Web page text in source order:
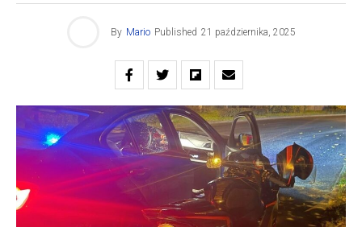
By Mario Published 21 października, 2025